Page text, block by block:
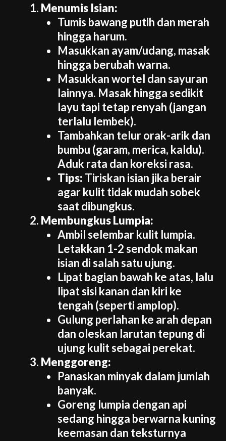
Menumis Isian:
Tumis bawang putih dan merah
hingga harum.
Masukkan ayam/udang, masak
hingga berubah warna.
Masukkan wortel dan sayuran
lainnya. Masak hingga sedikit
layu tapi tetap renyah (jangan
terlalu lembek).
Tambahkan telur orak-arik dan
bumbu (garam, merica, kaldu).
Aduk rata dan koreksi rasa.
Tips: Tiriskan isian jika berair
agar kulit tidak mudah sobek
saat dibungkus.
Membungkus Lumpia:
Ambil selembar kulit lumpia.
Letakkan 1-2 sendok makan
isian di salah satu ujung.
Lipat bagian bawah ke atas, lalu
lipat sisi kanan dan kiri ke
tengah (seperti amplop).
Gulung perlahan ke arah depan
dan oleskan larutan tepung di
ujung kulit sebagai perekat.
Menggoreng:
Panaskan minyak dalam jumlah
banyak.
Goreng lumpia dengan api
sedang hingga berwarna kuning
keemasan dan teksturnya